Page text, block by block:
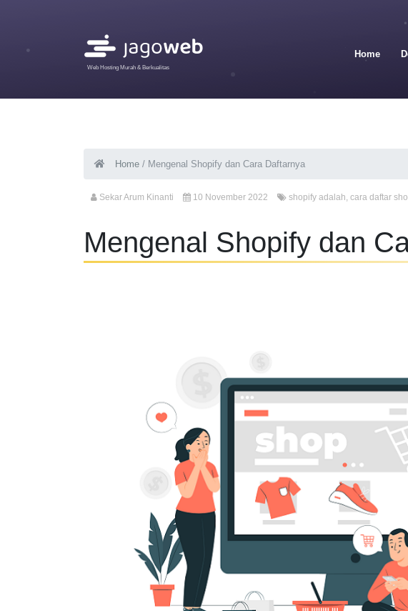
Web Hosting Murah & Berkualitas
Home
Home / Mengenal Shopify dan Cara Daftarnya
Sekar Arum Kinanti 10 November 2022 shopify adalah, cara daftar
Mengenal Shopify dan